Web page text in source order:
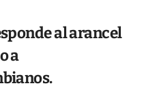
al arancel
a